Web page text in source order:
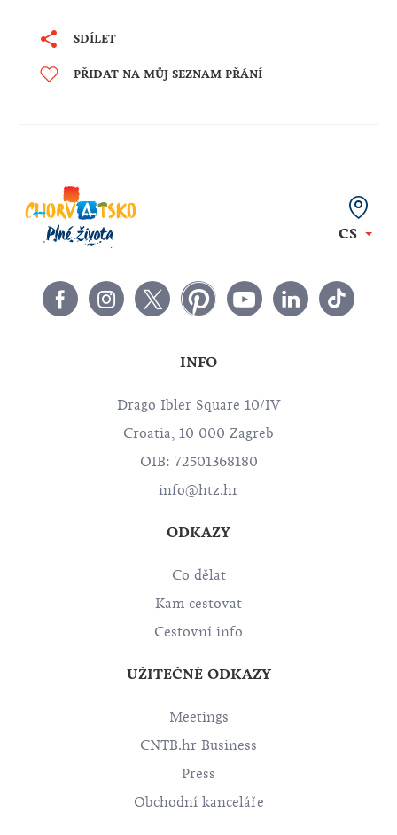
SDÍLET
PŘIDAT NA MŮJ SEZNAM PŘÁNÍ
CS
INFO
Drago Ibler Square 10/IV
Croatia, 10 000 Zagreb
OIB: 72501368180
info@htz.hr
ODKAZY
Co dělat
Kam cestovat
Cestovní info
UŽITEČNÉ ODKAZY
Meetings
CNTB.hr Business
Press
Obchodní kanceláře